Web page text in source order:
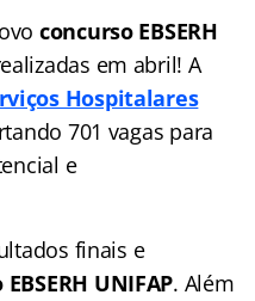
concurso EBSERH
em abril! A
Hospitalares
701 vagas para
e
finais e
UNIFAP. Além